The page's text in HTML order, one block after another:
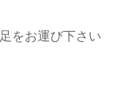
をお運び下さい